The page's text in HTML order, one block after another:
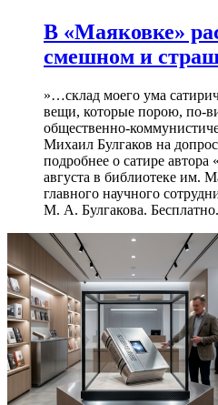
В «Маяковке»
смешном и
»…склад моего ума
вещи, которые порою, по-
общественно-
Михаил Булгаков на
подробнее о сатире
августа в библиотеке им.
главного научного
М. А. Булгакова.